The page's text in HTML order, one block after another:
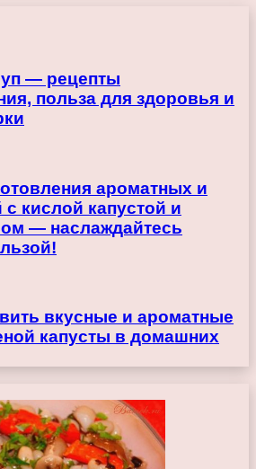
— рецепты
польза для здоровья и
ароматных и
кислой капустой и
— наслаждайтесь
вкусные и ароматные
капусты в домашних